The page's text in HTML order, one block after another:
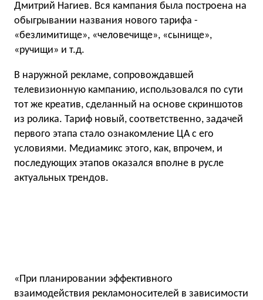
Дмитрий Нагиев. Вся кампания была построена на
обыгрывании названия нового тарифа -
«безлимитище», «человечище», «сынище»,
«ручищи» и т.д.
В наружной рекламе, сопровождавшей
телевизионную кампанию, использовался по сути
тот же креатив, сделанный на основе скриншотов
из ролика. Тариф новый, соответственно, задачей
первого этапа стало ознакомление ЦА с его
условиями. Медиамикс этого, как, впрочем, и
последующих этапов оказался вполне в русле
актуальных трендов.
«При планировании эффективного
взаимодействия рекламоносителей в зависимости